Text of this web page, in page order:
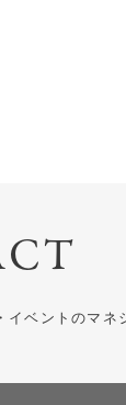
イベントのマ